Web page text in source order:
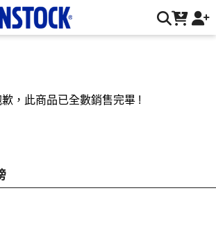
勃肯鞋台灣官方網站 | 台灣勃肯官方網站
，此商品已全數銷售完畢 !